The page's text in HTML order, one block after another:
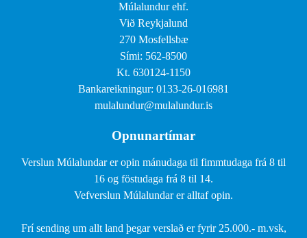
Múlalundur ehf.
Við Reykjalund
270 Mosfellsbæ
Sími: 562-8500
Kt. 630124-1150
Bankareikningur: 0133-26-016981
mulalundur@mulalundur.is
Opnunartímar
Verslun Múlalundar er opin mánudaga til fimmtudaga frá 8 til
16 og föstudaga frá 8 til 14.
Vefverslun Múlalundar er alltaf opin.
Frí sending um allt land þegar verslað er fyrir 25.000.- m.vsk,